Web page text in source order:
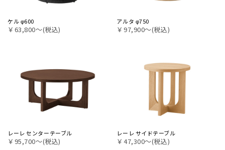
ケル φ600
￥63,800〜(税込)
アルタ φ750
￥97,900〜(税込)
レーレ センターテーブル
￥95,700〜(税込)
レーレ サイドテーブル
￥47,300〜(税込)